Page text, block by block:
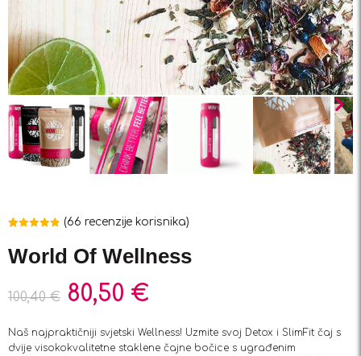
4.88
od ukupno 5
korisnika)
(66 recenzije korisnika)
World Of Wellness
100,40€ 80,50 €
Naš najpraktičniji svjetski Wellness! Uzmite svoj Detox i SlimFit čaj s
dvije visokokvalitetne staklene čajne bočice s ugrađenim